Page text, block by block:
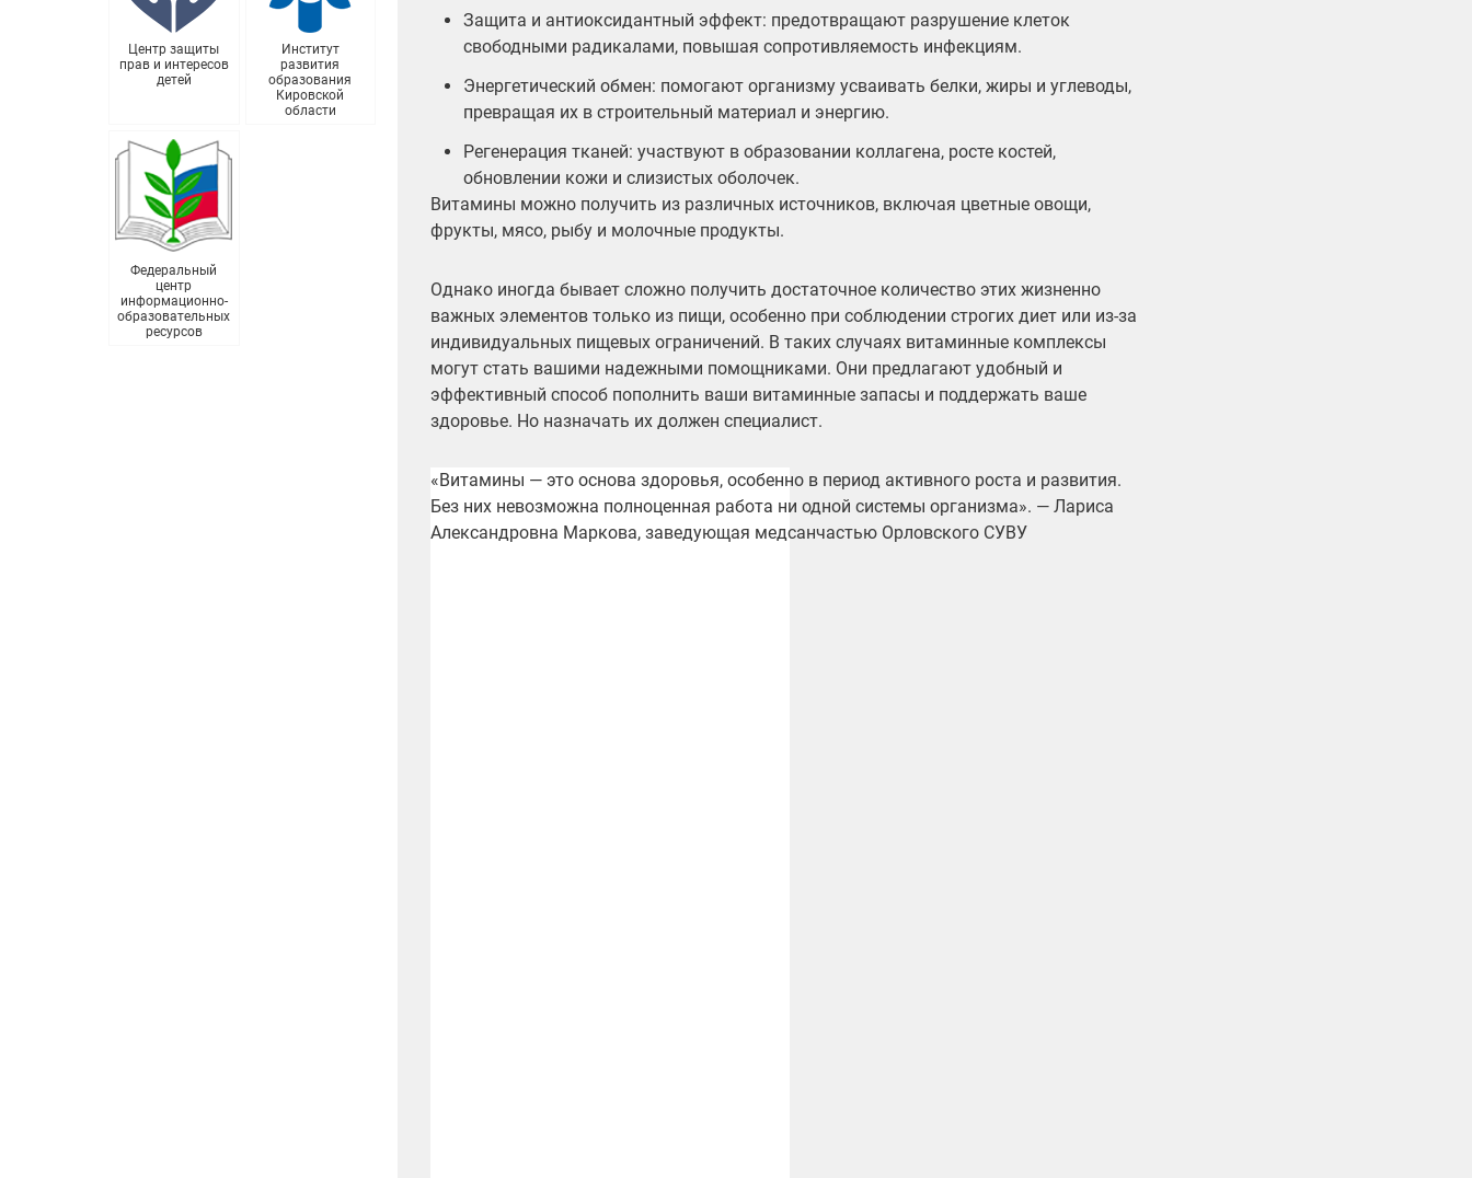
Центр защиты
прав и интересов
детей
Институт
развития
образования
Кировской
области
Федеральный
центр
информационно-
образовательных
ресурсов
Защита и антиоксидантный эффект: предотвращают разрушение клеток
свободными радикалами, повышая сопротивляемость инфекциям.
Энергетический обмен: помогают организму усваивать белки, жиры и углеводы,
превращая их в строительный материал и энергию.
Регенерация тканей: участвуют в образовании коллагена, росте костей,
обновлении кожи и слизистых оболочек.
Витамины можно получить из различных источников, включая цветные овощи,
фрукты, мясо, рыбу и молочные продукты.
Однако иногда бывает сложно получить достаточное количество этих жизненно
важных элементов только из пищи, особенно при соблюдении строгих диет или из-за
индивидуальных пищевых ограничений. В таких случаях витаминные комплексы
могут стать вашими надежными помощниками. Они предлагают удобный и
эффективный способ пополнить ваши витаминные запасы и поддержать ваше
здоровье. Но назначать их должен специалист.
«Витамины — это основа здоровья, особенно в период активного роста и развития.
Без них невозможна полноценная работа ни одной системы организма». — Лариса
Александровна Маркова, заведующая медсанчастью Орловского СУВУ